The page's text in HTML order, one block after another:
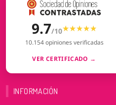
9.7/10★★★★★
★★★★★
10.154 opiniones verificadas
VER CERTIFICADO →
INFORMACIÓN